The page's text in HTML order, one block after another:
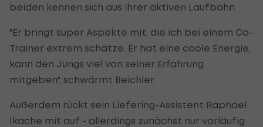
beiden kennen sich aus ihrer aktiven Laufbahn.
"Er bringt super Aspekte mit, die ich bei einem Co-
Trainer extrem schätze. Er hat eine coole Energie,
kann den Jungs viel von seiner Erfahrung
mitgeben", schwärmt Beichler.
Außerdem rückt sein Liefering-Assistent Raphael
Ikache mit auf - allerdings zunächst nur vorläufig